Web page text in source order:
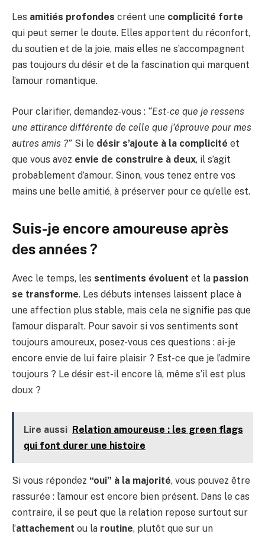
Les amitiés profondes créent une complicité forte
qui peut semer le doute. Elles apportent du réconfort,
du soutien et de la joie, mais elles ne s’accompagnent
pas toujours du désir et de la fascination qui marquent
l’amour romantique.
Pour clarifier, demandez-vous : “Est-ce que je ressens
une attirance différente de celle que j’éprouve pour mes
autres amis ?” Si le désir s’ajoute à la complicité et
que vous avez envie de construire à deux, il s’agit
probablement d’amour. Sinon, vous tenez entre vos
mains une belle amitié, à préserver pour ce qu’elle est.
Suis-je encore amoureuse après
des années ?
Avec le temps, les sentiments évoluent et la passion
se transforme. Les débuts intenses laissent place à
une affection plus stable, mais cela ne signifie pas que
l’amour disparaît. Pour savoir si vos sentiments sont
toujours amoureux, posez-vous ces questions : ai-je
encore envie de lui faire plaisir ? Est-ce que je l’admire
toujours ? Le désir est-il encore là, même s’il est plus
doux ?
Lire aussi Relation amoureuse : les green flags
qui font durer une histoire
Si vous répondez “oui” à la majorité, vous pouvez être
rassurée : l’amour est encore bien présent. Dans le cas
contraire, il se peut que la relation repose surtout sur
l’attachement ou la routine, plutôt que sur un